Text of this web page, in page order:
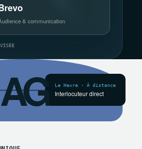
& communication
AG Le Havre · À distance
Interlocuteur direct